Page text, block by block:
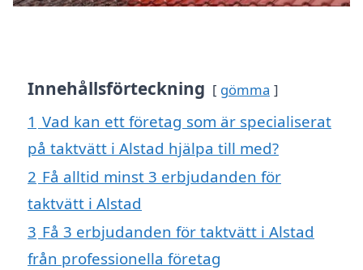
Innehållsförteckning gömma
1 Vad kan ett företag som är specialiserat
på taktvätt i Alstad hjälpa till med?
2 Få alltid minst 3 erbjudanden för
taktvätt i Alstad
3 Få 3 erbjudanden för taktvätt i Alstad
från professionella företag